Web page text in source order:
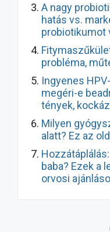
A nagy
hatás vs.
probiotikumot
probléma,
Ingyenes
megéri-e
tények,
Milyen
alatt? Ez az
baba? Ezek a
orvosi
gyógyul meg